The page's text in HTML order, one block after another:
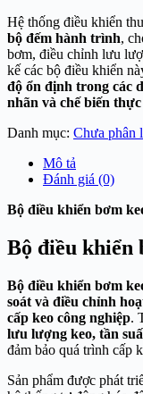
Hệ thống điều khiển
bộ đếm hành trình,
bơm, điều chỉnh lưu
kế các bộ điều khiển
độ ổn định trong các
nhãn và chế biến
Danh mục: Chưa phân
Mô tả
Đánh giá (0)
Bộ điều khiển bơm
Bộ điều khiển
Bộ điều khiển bơm
soát và điều chỉnh
cấp keo công nghiệp.
lưu lượng keo, tần
đảm bảo quá trình cấp
Sản phẩm được phát